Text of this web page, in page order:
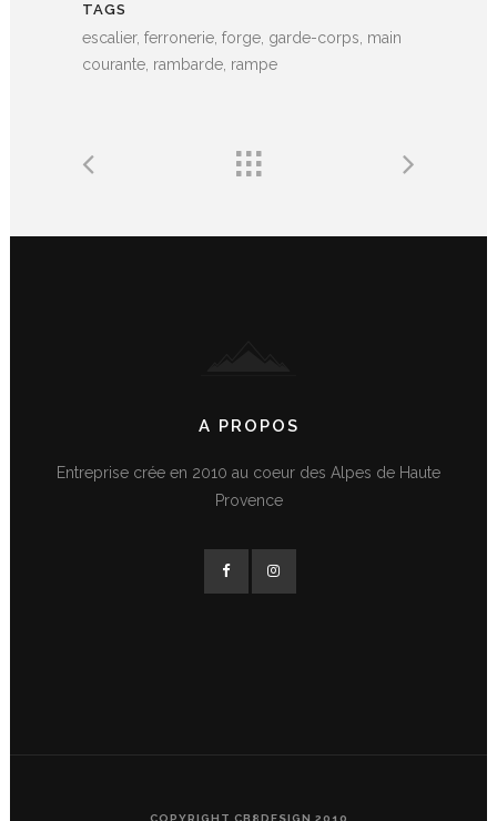
TAGS
escalier, ferronerie, forge, garde-corps, main
courante, rambarde, rampe
A PROPOS
Entreprise crée en 2010 au coeur des Alpes de Haute
Provence
COPYRIGHT CB8DESIGN 2010